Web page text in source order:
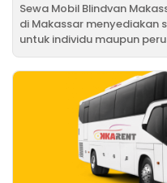
Sewa Mobil Blindvan
di Makassar menyediakan
untuk individu maupun